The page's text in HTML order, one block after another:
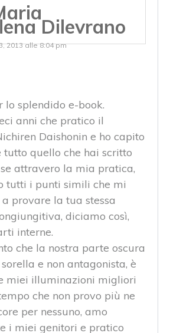
Dilevrano
2013 alle 8:04 pm
splendido e-book.
anni che pratico il
Daishonin e ho capito
quello che hai scritto
attravero la mia pratica,
tutti i punti simili che mi
provare la tua stessa
diciamo così,
interne.
che la nostra parte oscura
e non antagonista, è
miei illuminazioni migliori
che non provo più ne
per nessuno, amo
i miei genitori e pratico